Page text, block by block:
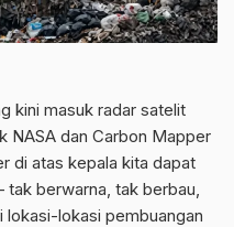
kini masuk radar satelit
NASA dan Carbon Mapper
di atas kepala kita dapat
berwarna, tak berbau,
lokasi pembuangan